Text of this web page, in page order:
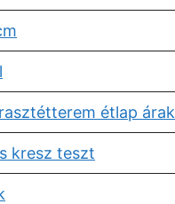
étlap árak
kresz teszt